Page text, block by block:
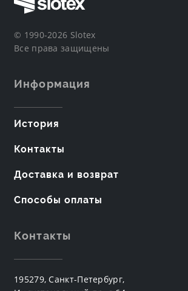
© 1990-2026 Slotex
Все права защищены
Информация
История
Контакты
Доставка и возврат
Способы оплаты
Контакты
195279, Санкт-Петербург,